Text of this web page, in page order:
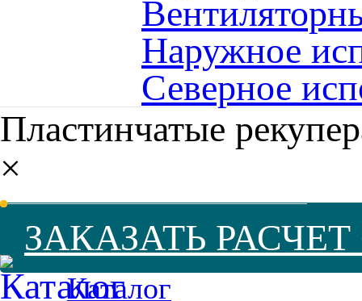
Наружное
Северное
Пластинчатые
×
ЗАКАЗАТЬ
Каталог